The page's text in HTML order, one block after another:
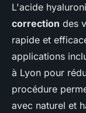
L'acide
correction des
rapide et
applications
à Lyon pour
procédure
avec naturel et